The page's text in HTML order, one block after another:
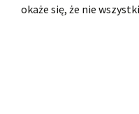
okaże się, że nie